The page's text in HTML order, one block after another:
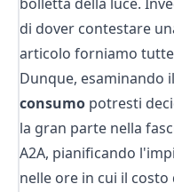
di dover contestare
articolo forniamo
Dunque, esaminando il
consumo potresti
la gran parte nella
A2A, pianificando
nelle ore in cui il